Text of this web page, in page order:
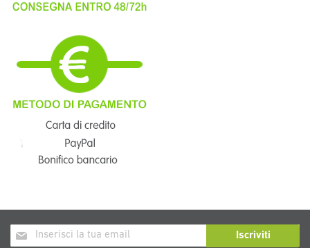
Iscriviti
alla
Iscriviti